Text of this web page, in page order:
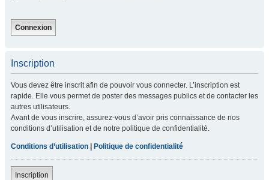
Inscription
Vous devez être inscrit afin de pouvoir vous connecter. L’inscription est
rapide. Elle vous permet de poster des messages publics et de contacter les
autres utilisateurs.
Avant de vous inscrire, assurez-vous d’avoir pris connaissance de nos
conditions d’utilisation et de notre politique de confidentialité.
Conditions d’utilisation Politique de confidentialité
Inscription